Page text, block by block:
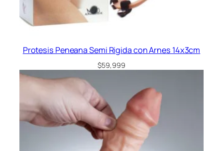
Protesis Peneana Semi Rigida con Arnes 14x3cm
$59,999